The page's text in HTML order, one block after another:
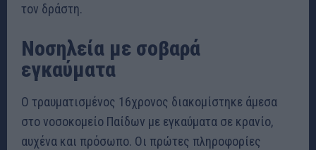
τον δράστη.
Νοσηλεία με σοβαρά
εγκαύματα
Ο τραυματισμένος 16χρονος διακομίστηκε άμεσα
στο νοσοκομείο Παίδων με εγκαύματα σε κρανίο,
αυχένα και πρόσωπο. Οι πρώτες πληροφορίες